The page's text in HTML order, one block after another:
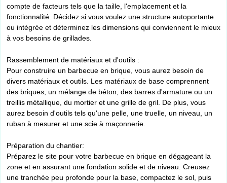
compte de facteurs tels que la taille, l'emplacement et la
fonctionnalité. Décidez si vous voulez une structure autoportante
ou intégrée et déterminez les dimensions qui conviennent le mieux
à vos besoins de grillades.
Rassemblement de matériaux et d'outils :
Pour construire un barbecue en brique, vous aurez besoin de
divers matériaux et outils. Les matériaux de base comprennent
des briques, un mélange de béton, des barres d'armature ou un
treillis métallique, du mortier et une grille de gril. De plus, vous
aurez besoin d'outils tels qu'une pelle, une truelle, un niveau, un
ruban à mesurer et une scie à maçonnerie.
Préparation du chantier:
Préparez le site pour votre barbecue en brique en dégageant la
zone et en assurant une fondation solide et de niveau. Creusez
une tranchée peu profonde pour la base, compactez le sol, puis